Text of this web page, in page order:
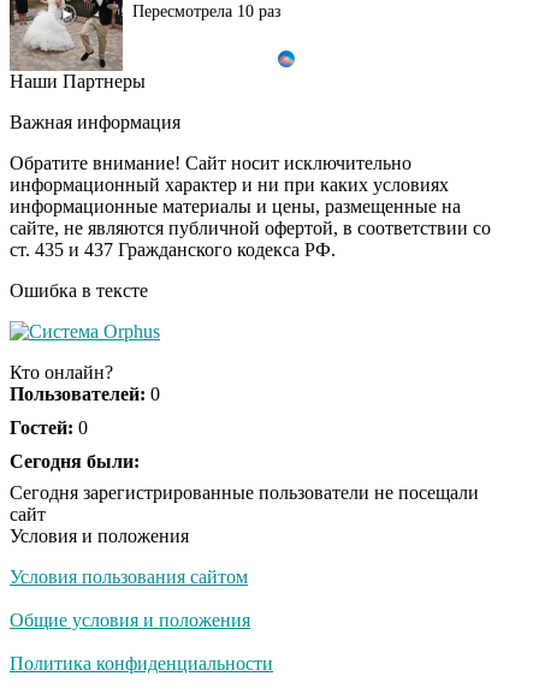
Пересмотрела 10 раз
Ролик длится пару
шоке от увиденного
i
Ролик из Омска: вы
будете смеяться долго
Ржу не переставая, это
Скрытая камера на
люди вытворяют, когда
Ролик длится
смеяться вы будете
Наши Партнеры
Важная информация
Обратите внимание! Сайт носит исключительно
информационный характер и ни при каких условиях
информационные материалы и цены, размещенные на
сайте, не являются публичной офертой, в соответствии со
ст. 435 и 437 Гражданского кодекса РФ.
Ошибка в тексте
Кто онлайн?
Пользователей: 0
Гостей: 0
Сегодня были:
Сегодня зарегистрированные пользователи не посещали
сайт
Условия и положения
Условия пользования сайтом
Общие условия и положения
Политика конфиденциальности